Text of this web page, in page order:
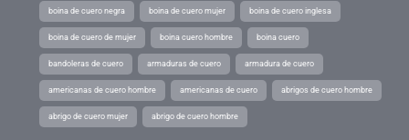
boina de cuero negra boina de cuero mujer boina de cuero inglesa
boina de cuero de mujer boina cuero hombre boina cuero
bandoleras de cuero armaduras de cuero armadura de cuero
americanas de cuero hombre americanas de cuero abrigos de cuero hombre
abrigo de cuero mujer abrigo de cuero hombre